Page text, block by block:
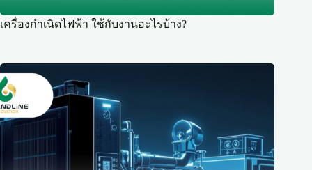
เครื่องกำเนิดไฟฟ้า ใช้กับงานอะไรบ้าง?